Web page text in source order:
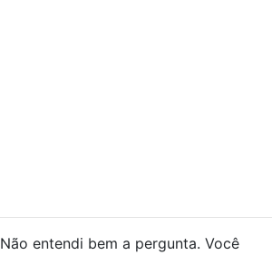
Não entendi bem a pergunta. Você